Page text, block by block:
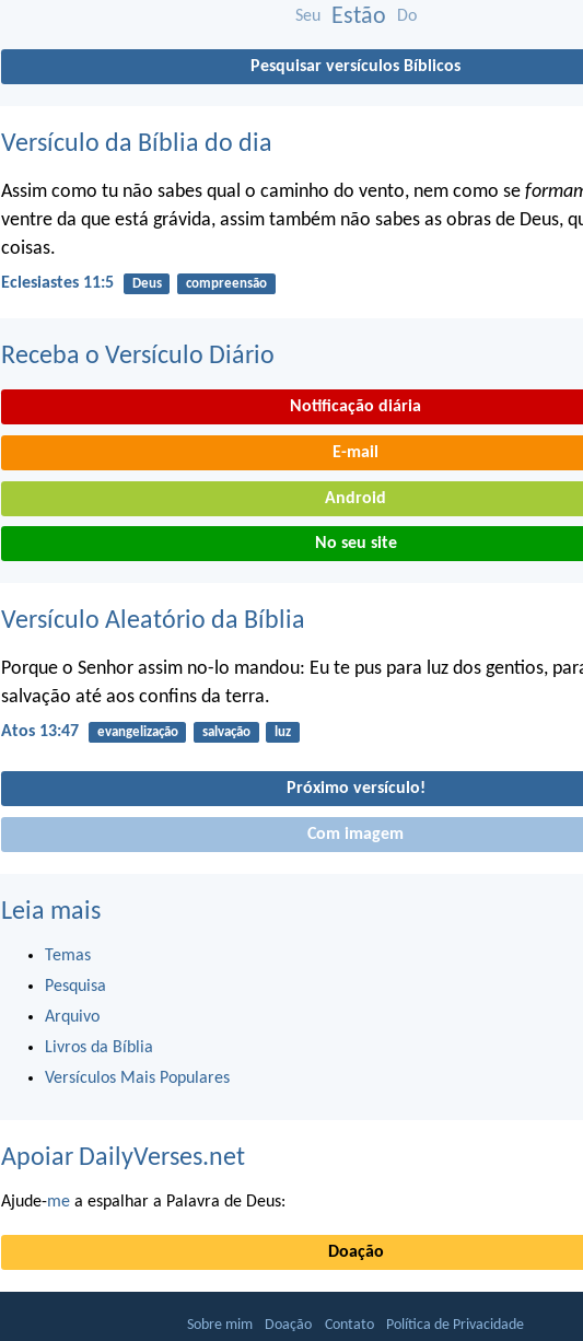
Seu Estão Do
Pesquisar versículos Bíblicos
Versículo da Bíblia do dia
Assim como tu não sabes qual o caminho do vento, nem como se
ventre da que está grávida, assim também não sabes as obras de Deus,
coisas.
Eclesiastes 11:5 Deus compreensão
Receba o Versículo Diário
Notificação diária
E-mail
Android
No seu site
Versículo Aleatório da Bíblia
Porque o Senhor assim no-lo mandou: Eu te pus para luz dos gentios,
salvação até aos confins da terra.
Atos 13:47 evangelização salvação luz
Próximo versículo!
Com imagem
Leia mais
Temas
Pesquisa
Arquivo
Livros da Bíblia
Versículos Mais Populares
Apoiar DailyVerses.net
Ajude-me a espalhar a Palavra de Deus:
Doação
Sobre mim Doação Contato Política de Privacidade